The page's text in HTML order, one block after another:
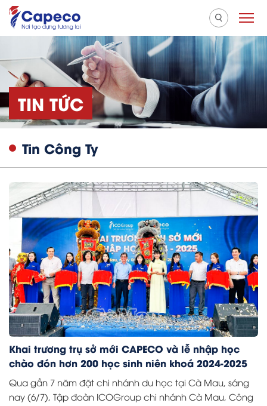
TIN TỨC
Tin Công Ty
Khai trương trụ sở mới CAPECO và lễ nhập học
chào đón hơn 200 học sinh niên khoá 2024-2025
Qua gần 7 năm đặt chi nhánh du học tại Cà Mau, sáng
nay (6/7), Tập đoàn ICOGroup chi nhánh Cà Mau, Công